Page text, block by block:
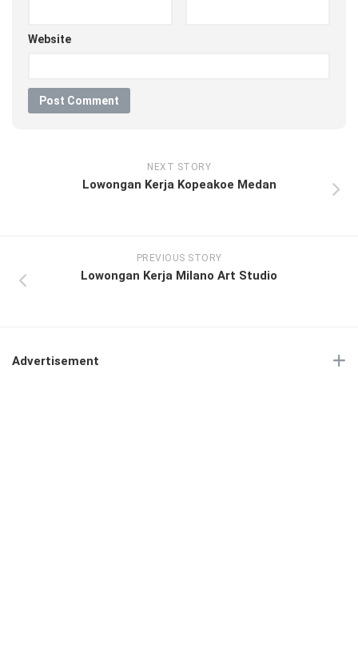
Website
NEXT STORY
Lowongan Kerja Kopeakoe Medan
PREVIOUS STORY
Lowongan Kerja Milano Art Studio
Advertisement